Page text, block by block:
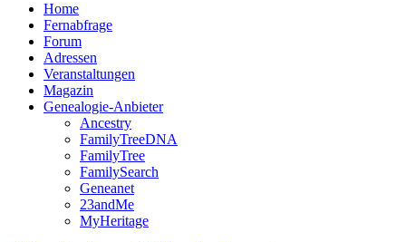
Home
Fernabfrage
Forum
Adressen
Veranstaltungen
Magazin
Genealogie-Anbieter
Ancestry
FamilyTreeDNA
FamilyTree
FamilySearch
Geneanet
23andMe
MyHeritage